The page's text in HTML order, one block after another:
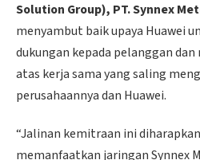
Solution Group), PT. Synnex
menyambut baik upaya Huawei
dukungan kepada pelanggan
atas kerja sama yang saling
perusahaannya dan Huawei.
“Jalinan kemitraan ini
memanfaatkan jaringan Synnex